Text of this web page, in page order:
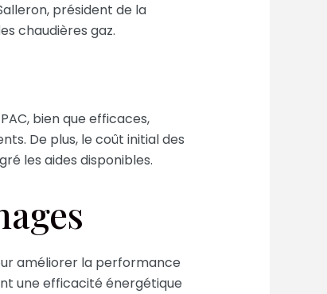
président de la
chaudières gaz.
bien que efficaces,
De plus, le coût initial des
les aides disponibles.
améliorer la performance
une efficacité énergétique